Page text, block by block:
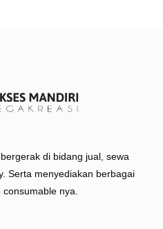
di bidang jual, sewa
Serta menyediakan berbagai
nya.